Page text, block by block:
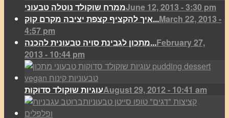
ממרח שוקולד נוטלה טבעוניJune 12, 2013 - 3:30 pm
איך להקציף קצפת יציבה מקרם קוק...March 22, 2013 -
4:57 pm
מתכון לגבינת סויה טבעונית להכנה...February 27,
2013 - 10:44 pm
עוגיות שוקולד סדוקותAugust 29, 2012 - 10:41 am